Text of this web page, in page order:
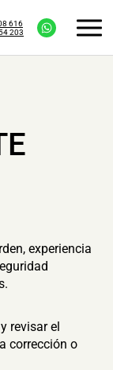
616
203
experiencia
revisar el
corrección o